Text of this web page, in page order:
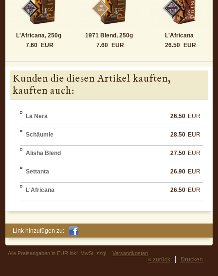
L'Africana, 250g
7.60
EUR
1971 Blend, 250g
7.60
EUR
L'Africana
26.50
EUR
Kunden die diesen Artikel kauften,
kauften auch:
La Nera 26.50 EUR
Schäumle 28.50 EUR
Alisha Blend 27.50 EUR
Settanta 26.90 EUR
L'Africana 26.50 EUR
Link hinzufügen zu:
Alle Preisangaben in EUR inkl. MwSt. zzgl. Versandkosten
Drucken
« zurück